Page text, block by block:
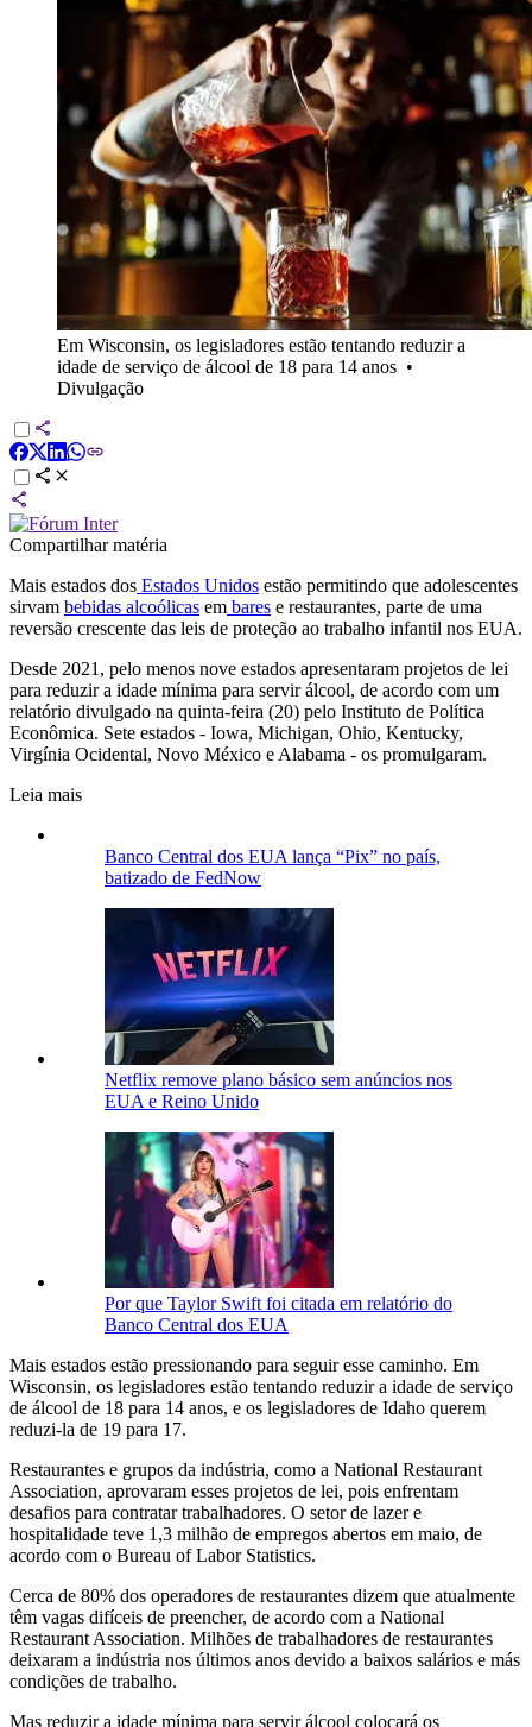
Em Wisconsin, os legisladores estão tentando reduzir a
idade de serviço de álcool de 18 para 14 anos •
Divulgação
Compartilhar matéria
Mais estados dos Estados Unidos estão permitindo que adolescentes
sirvam bebidas alcoólicas em bares e restaurantes, parte de uma
reversão crescente das leis de proteção ao trabalho infantil nos EUA.
Desde 2021, pelo menos nove estados apresentaram projetos de lei
para reduzir a idade mínima para servir álcool, de acordo com um
relatório divulgado na quinta-feira (20) pelo Instituto de Política
Econômica. Sete estados - Iowa, Michigan, Ohio, Kentucky,
Virgínia Ocidental, Novo México e Alabama - os promulgaram.
Leia mais
Banco Central dos EUA lança “Pix” no país,
batizado de FedNow
Netflix remove plano básico sem anúncios nos
EUA e Reino Unido
Por que Taylor Swift foi citada em relatório do
Banco Central dos EUA
Mais estados estão pressionando para seguir esse caminho. Em
Wisconsin, os legisladores estão tentando reduzir a idade de serviço
de álcool de 18 para 14 anos, e os legisladores de Idaho querem
reduzi-la de 19 para 17.
Restaurantes e grupos da indústria, como a National Restaurant
Association, aprovaram esses projetos de lei, pois enfrentam
desafios para contratar trabalhadores. O setor de lazer e
hospitalidade teve 1,3 milhão de empregos abertos em maio, de
acordo com o Bureau of Labor Statistics.
Cerca de 80% dos operadores de restaurantes dizem que atualmente
têm vagas difíceis de preencher, de acordo com a National
Restaurant Association. Milhões de trabalhadores de restaurantes
deixaram a indústria nos últimos anos devido a baixos salários e más
condições de trabalho.
Mas reduzir a idade mínima para servir álcool colocará os